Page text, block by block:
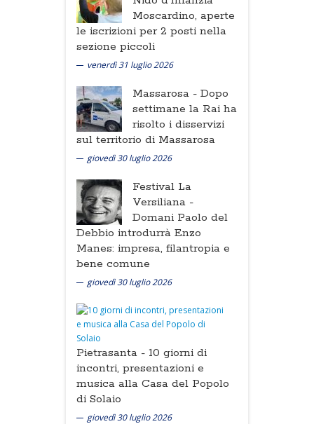
Moscardino, aperte
le iscrizioni per 2 posti nella
sezione piccoli
venerdì 31 luglio 2026
Massarosa - Dopo
settimane la Rai ha
risolto i disservizi
sul territorio di Massarosa
giovedì 30 luglio 2026
Festival La
Versiliana -
Domani Paolo del
Debbio introdurrà Enzo
Manes: impresa, filantropia e
bene comune
giovedì 30 luglio 2026
Pietrasanta - 10 giorni di
incontri, presentazioni e
musica alla Casa del Popolo
di Solaio
giovedì 30 luglio 2026